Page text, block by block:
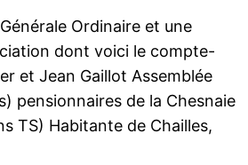
Ordinaire et une
dont voici le compte-
et Jean Gaillot Assemblée
pensionnaires de la Chesnaie
TS) Habitante de Chailles,